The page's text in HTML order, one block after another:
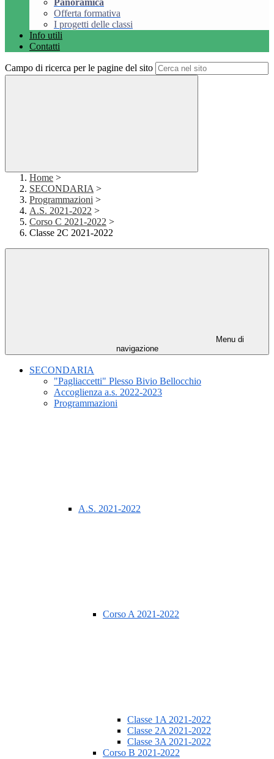
Panoramica
Offerta formativa
I progetti delle classi
Info utili
Contatti
Campo di ricerca per le pagine del sito
Home >
SECONDARIA >
Programmazioni >
A.S. 2021-2022 >
Corso C 2021-2022 >
Classe 2C 2021-2022
Menu di
navigazione
SECONDARIA
"Pagliaccetti" Plesso Bivio Bellocchio
Accoglienza a.s. 2022-2023
Programmazioni
A.S. 2021-2022
Corso A 2021-2022
Classe 1A 2021-2022
Classe 2A 2021-2022
Classe 3A 2021-2022
Corso B 2021-2022